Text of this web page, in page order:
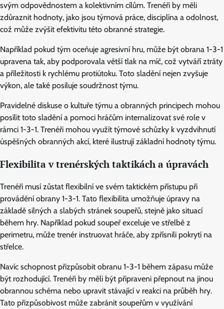
svým odpovědnostem a kolektivním cílům. Trenéři by měli
zdůraznit hodnoty, jako jsou týmová práce, disciplína a odolnost,
což může zvýšit efektivitu této obranné strategie.
Například pokud tým oceňuje agresivní hru, může být obrana 1-3-1
upravena tak, aby podporovala větší tlak na míč, což vytváří ztráty
a příležitosti k rychlému protiútoku. Toto sladění nejen zvyšuje
výkon, ale také posiluje soudržnost týmu.
Pravidelné diskuse o kultuře týmu a obranných principech mohou
posílit toto sladění a pomoci hráčům internalizovat své role v
rámci 1-3-1. Trenéři mohou využít týmové schůzky k vyzdvihnutí
úspěšných obranných akcí, které ilustrují základní hodnoty týmu.
Flexibilita v trenérských taktikách a úpravách
Trenéři musí zůstat flexibilní ve svém taktickém přístupu při
provádění obrany 1-3-1. Tato flexibilita umožňuje úpravy na
základě silných a slabých stránek soupeřů, stejně jako situací
během hry. Například pokud soupeř exceluje ve střelbě z
perimetru, může trenér instruovat hráče, aby zpřísnili pokrytí na
střelce.
Navíc schopnost přizpůsobit obranu 1-3-1 během zápasu může
být rozhodující. Trenéři by měli být připraveni přepnout na jinou
obrannou schéma nebo upravit stávající v reakci na průběh hry.
Tato přizpůsobivost může zabránit soupeřům v využívání